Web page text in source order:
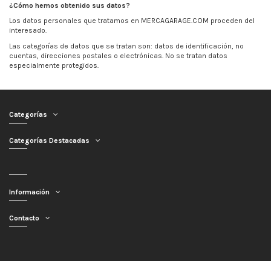
¿Cómo hemos obtenido sus datos?
Los datos personales que tratamos en MERCAGARAGE.COM proceden del
interesado.
Las categorías de datos que se tratan son: datos de identificación, nº
cuentas, direcciones postales o electrónicas. No se tratan datos
especialmente protegidos.
Categorías
Categorías Destacadas
Información
Contacto